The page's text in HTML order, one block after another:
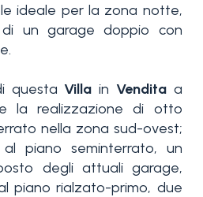
ideale per la zona notte,
un garage doppio con
questa Villa in Vendita a
la realizzazione di otto
nella zona sud-ovest;
piano seminterrato, un
degli attuali garage,
piano rialzato-primo, due